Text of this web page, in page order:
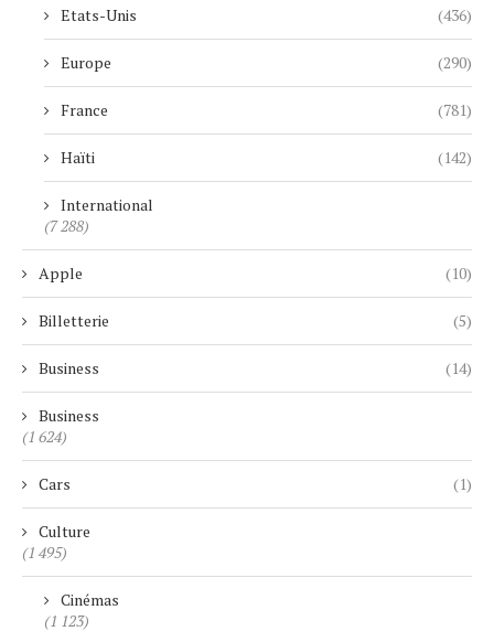
Etats-Unis (436)
Europe (290)
France (781)
Haïti (142)
International
(7 288)
Apple (10)
Billetterie (5)
Business (14)
Business
(1 624)
Cars (1)
Culture
(1 495)
Cinémas
(1 123)